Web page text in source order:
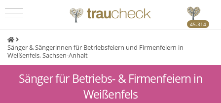
45.314
Sänger & Sängerinnen für Betriebsfeiern und Firmenfeiern in
Weißenfels, Sachsen-Anhalt
Sänger für Betriebs- & Firmenfeiern in
Weißenfels